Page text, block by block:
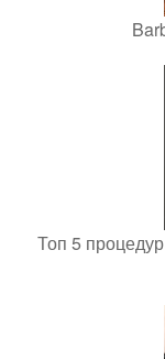
Топ 5